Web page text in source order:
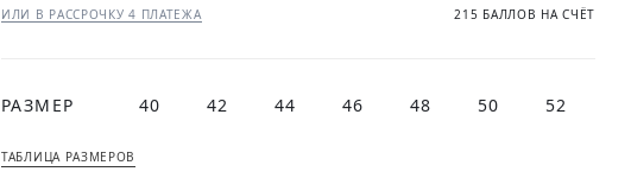
ИЛИ В РАССРОЧКУ 4 ПЛАТЕЖА 215 БАЛЛОВ НА СЧЁТ
РАЗМЕР 40 42 44 46 48 50 52
ТАБЛИЦА РАЗМЕРОВ